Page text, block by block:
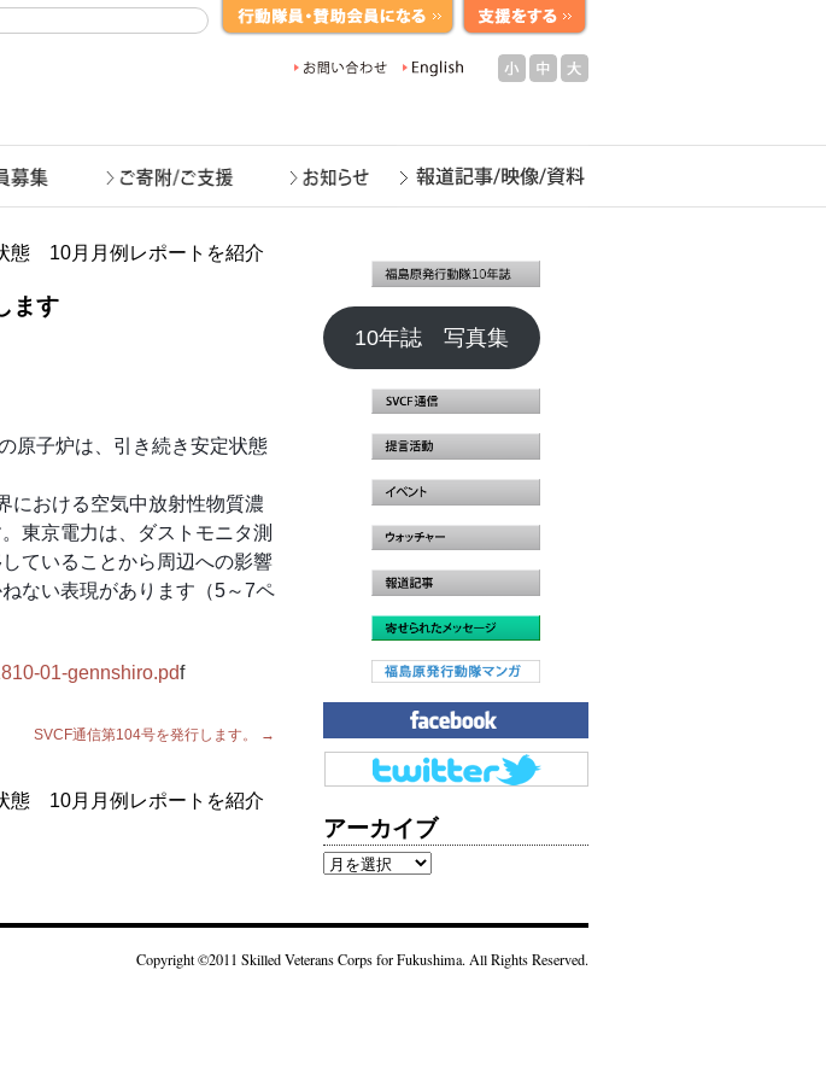
小 中 大
態 10月月例レポートを紹介
ます
原子炉は、引き続き安定状態
における空気中放射性物質濃
東京電力は、ダストモニタ測
ていることから周辺への影響
ない表現があります（5～7ペ
01-gennshiro.pdf
SVCF通信第104号を発行します。 →
態 10月月例レポートを紹介
10年誌 写真集
アーカイブ
ア
ブ
Copyright ©2011 Skilled Veterans Corps for Fukushima. All Rights Reserved.